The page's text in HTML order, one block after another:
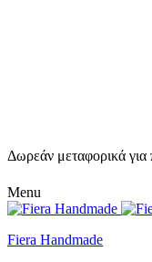
Δωρεάν μεταφορικά
Menu
Fiera Handmade